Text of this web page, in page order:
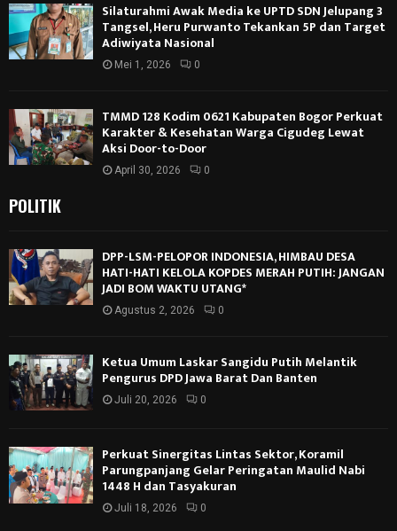
Silaturahmi Awak Media ke UPTD SDN Jelupang 3
Tangsel, Heru Purwanto Tekankan 5P dan Target
Adiwiyata Nasional
Mei 1, 2026 0
TMMD 128 Kodim 0621 Kabupaten Bogor Perkuat
Karakter & Kesehatan Warga Cigudeg Lewat
Aksi Door-to-Door
April 30, 2026 0
POLITIK
DPP-LSM-PELOPOR INDONESIA, HIMBAU DESA
HATI-HATI KELOLA KOPDES MERAH PUTIH: JANGAN
JADI BOM WAKTU UTANG*
Agustus 2, 2026 0
Ketua Umum Laskar Sangidu Putih Melantik
Pengurus DPD Jawa Barat Dan Banten
Juli 20, 2026 0
Perkuat Sinergitas Lintas Sektor, Koramil
Parungpanjang Gelar Peringatan Maulid Nabi
1448 H dan Tasyakuran
Juli 18, 2026 0